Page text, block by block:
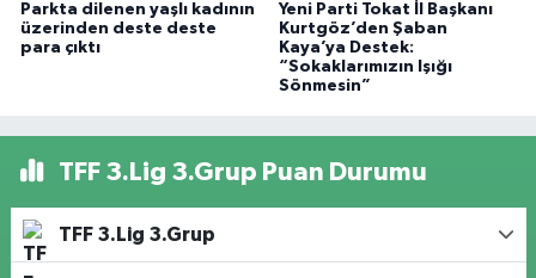
Parkta dilenen yaşlı kadının
üzerinden deste deste
para çıktı
Yeni Parti Tokat İl Başkanı
Kurtgöz’den Şaban
Kaya’ya Destek:
“Sokaklarımızın Işığı
Sönmesin”
TFF 3.Lig 3.Grup Puan Durumu
TFF 3.Lig 3.Grup